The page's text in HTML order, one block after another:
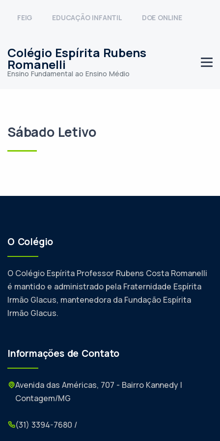
FEIG EDUCAÇÃO INFANTIL DOE ONLINE
Colégio Espírita Rubens
Romanelli
Ensino Fundamental ao Ensino Médio
Sábado Letivo
O Colégio
O Colégio Espírita Professor Rubens Costa Romanelli
é mantido e administrado pela Fraternidade Espírita
Irmão Glacus, mantenedora da Fundação Espírita
Irmão Glacus.
Informações de Contato
Avenida das Américas, 707 - Bairro Kannedy |
Contagem/MG
(31) 3394-7680 /